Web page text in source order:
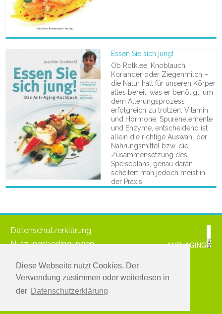
Diese Webseite nutzt Cookies. Der
Verwendung zustimmen oder weiterlesen in
der Datenschutzerklärung
Essen Sie sich jung!
Ob Rotklee, Knoblauch,
Koriander oder Ziegenmilch –
die Natur hält für unseren Körper
alles bereit, was er benötigt, um
dem Alterungsprozess
erfolgreich zu trotzen: Vitamin
und Hormone, Spurenelemente
und Enzyme, entscheidend ist
allein die richtige Auswahl der
Nahrungsmittel bzw. die
Zusammensetzung des
Speiseplans, genau daran
scheitert man jedoch meist in
der Praxis.
Datenschutzerklärung
Nutzungsbedingungen
© 2021 www.medichronpublications.com
Greifen Sie zu: